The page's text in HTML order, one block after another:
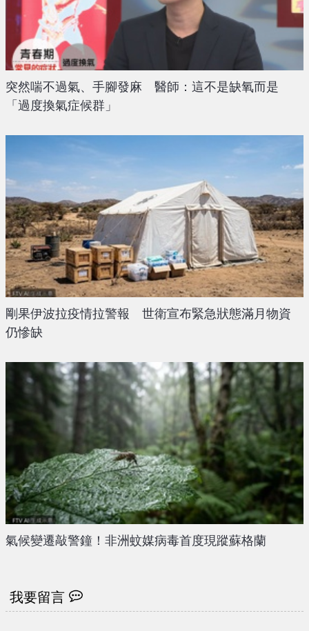
突然喘不過氣、手腳發麻 醫師：這不是缺氧而是
「過度換氣症候群」
剛果伊波拉疫情拉警報 世衛宣布緊急狀態滿月物資
仍慘缺
氣候變遷敲警鐘！非洲蚊媒病毒首度現蹤蘇格蘭
我要留言